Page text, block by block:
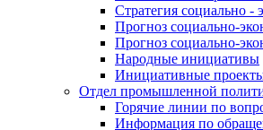
Стратегия социально -
Прогноз социально-
Прогноз социально-
Народные инициативы
Инициативные
Отдел промышленной
Горячие линии по
Информация по